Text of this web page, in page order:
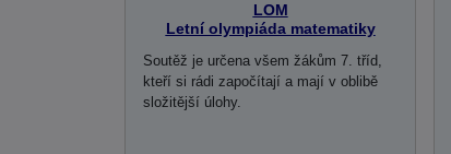
LOM
Letní olympiáda matematiky
Soutěž je určena všem žákům 7. tříd,
kteří si rádi započítají a mají v oblibě
složitější úlohy.